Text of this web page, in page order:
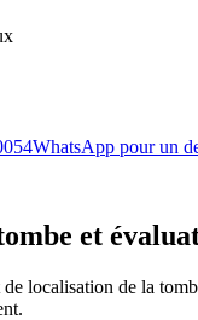
WhatsApp pour un
et
localisation de la